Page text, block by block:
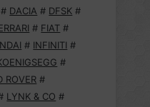
# DACIA # DFSK #
# FIAT #
# INFINITI #
#
ROVER #
LYNK & CO #